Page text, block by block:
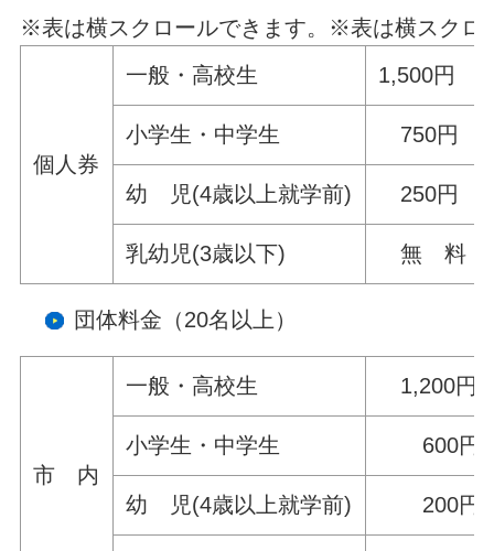
※表は横スクロールできます。 ※表は横スクロ
個人券
一般・高校生
1,500円
小学生・中学生 750円
幼 児(4歳以上就学前) 250円
乳幼児(3歳以下) 無 料
団体料金（20名以上）
市 内
一般・高校生 1,200円
小学生・中学生 600円
幼 児(4歳以上就学前) 200円